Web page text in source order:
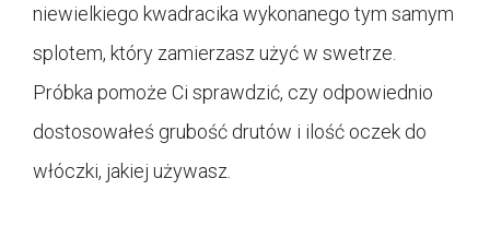
niewielkiego kwadracika wykonanego tym samym
splotem, który zamierzasz użyć w swetrze.
Próbka pomoże Ci sprawdzić, czy odpowiednio
dostosowałeś grubość drutów i ilość oczek do
włóczki, jakiej używasz.